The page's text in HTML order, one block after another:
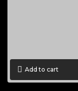
Add to cart